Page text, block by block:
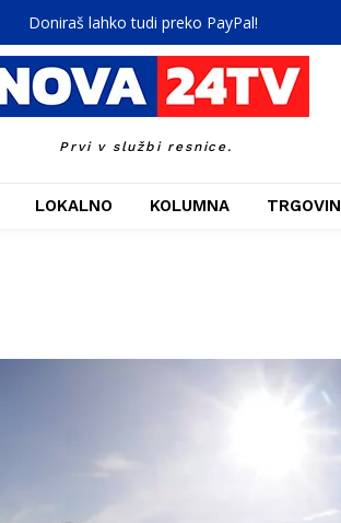
Doniraš lahko tudi preko PayPal!
Prvi v službi resnice.
LOKALNO KOLUMNA